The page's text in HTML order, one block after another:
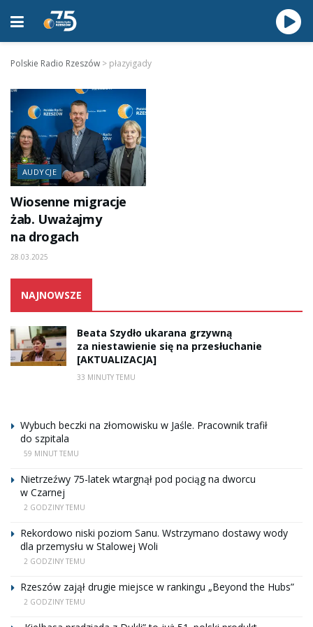
Polskie Radio Rzeszów > płazyigady
AUDYCJE
Wiosenne migracje
żab. Uważajmy
na drogach
28.03.2025
NAJNOWSZE
Beata Szydło ukarana grzywną
za niestawienie się na przesłuchanie
[AKTUALIZACJA]
33 MINUTY TEMU
Wybuch beczki na złomowisku w Jaśle. Pracownik trafił
do szpitala
59 MINUT TEMU
Nietrzeźwy 75-latek wtargnął pod pociąg na dworcu
w Czarnej
2 GODZINY TEMU
Rekordowo niski poziom Sanu. Wstrzymano dostawy wody
dla przemysłu w Stalowej Woli
2 GODZINY TEMU
Rzeszów zajął drugie miejsce w rankingu „Beyond the Hubs”
2 GODZINY TEMU